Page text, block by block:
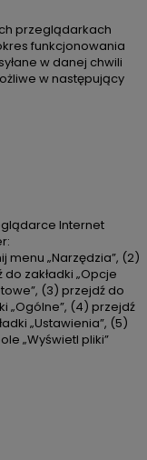
przeglądarkach
funkcjonowania
w danej chwili
w następujący
Internet
menu „Narzędzia”, (2)
do zakładki „Opcje
(3) przejdź do
„Ogólne”, (4) przejdź
„Ustawienia”, (5)
„Wyświetl pliki”